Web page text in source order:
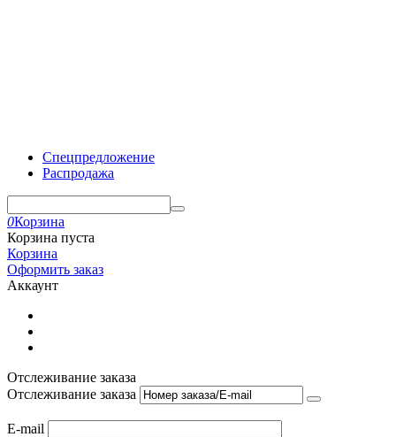
Спецпредложение
Распродажа
0Корзина
Корзина пуста
Корзина
Оформить заказ
Аккаунт
Отслеживание заказа
Отслеживание заказа
E-mail